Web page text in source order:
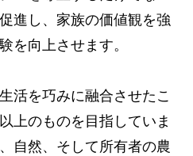
進し、家族の価値観を強
を向上させます。
活を巧みに融合させたこ
上のものを目指していま
自然、そして所有者の農